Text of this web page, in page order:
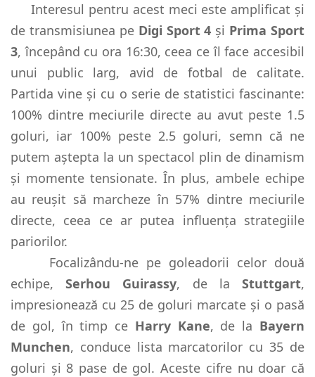
Interesul pentru acest meci este amplificat și
de transmisiunea pe Digi Sport 4 și Prima Sport
3, începând cu ora 16:30, ceea ce îl face accesibil
unui public larg, avid de fotbal de calitate.
Partida vine și cu o serie de statistici fascinante:
100% dintre meciurile directe au avut peste 1.5
goluri, iar 100% peste 2.5 goluri, semn că ne
putem aștepta la un spectacol plin de dinamism
și momente tensionate. În plus, ambele echipe
au reușit să marcheze în 57% dintre meciurile
directe, ceea ce ar putea influența strategiile
pariorilor.
Focalizându-ne pe goleadorii celor două
echipe,Serhou Guirassy, de laStuttgart,
impresionează cu 25 de goluri marcate și o pasă
de gol, în timp ce Harry Kane, de la Bayern
Munchen, conduce lista marcatorilor cu 35 de
goluri și 8 pase de gol. Aceste cifre nu doar că